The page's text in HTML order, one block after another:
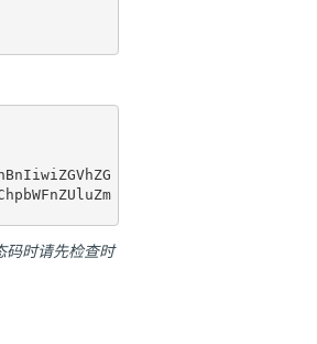
码时请先检查时